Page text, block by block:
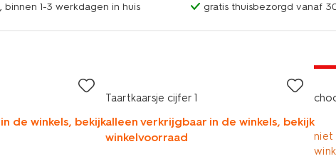
1-3 werkdagen in huis gratis thuisbezorgd vanaf
de winkels, bekijk
Taartkaarsje cijfer 1
alleen verkrijgbaar in de winkels, bekijk
winkelvoorraad
niet